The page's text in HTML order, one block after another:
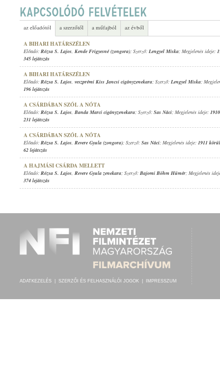
RÓZSA S. LAJOS ISMERETLEN ZENÉSZ (ZONGORA)
az előadótól a szerzőtől a műfajból az évből
A BIHARI HATÁRSZÉLEN
Előadó: Rózsa S. Lajos, Kende Frigyesné (zongora); Szerző: Lengyel Miska; Megjelenés ideje:
345 lejátszás
A BIHARI HATÁRSZÉLEN
Előadó: Rózsa S. Lajos, veszprémi Kiss Jancsi cigányzenekara; Szerző: Lengyel Miska;
196 lejátszás
A CSÁRDÁBAN SZÓL A NÓTA
Előadó: Rózsa S. Lajos, Banda Marci cigányzenekara; Szerző: Sas Náci; Megjelenés ideje:
231 lejátszás
A CSÁRDÁBAN SZÓL A NÓTA
Előadó: Rózsa S. Lajos, Revere Gyula (zongora); Szerző: Sas Náci; Megjelenés ideje: 1911 körül
62 lejátszás
A HAJMÁSI CSÁRDA MELLETT
Előadó: Rózsa S. Lajos, Revere Gyula zenekara; Szerző: Bajomi Böhm Hümér; Megjelenés
374 lejátszás
ADATKEZELÉS SZERZŐI ÉS FELHASZNÁLÓI JOGOK IMPRESSZUM